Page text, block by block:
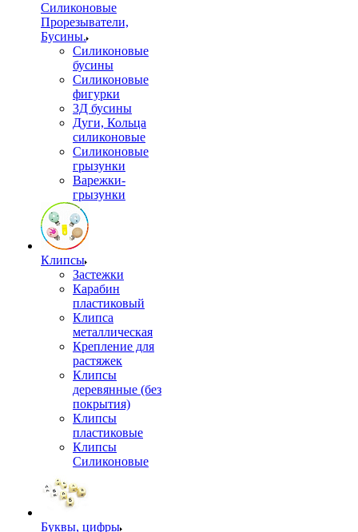
Силиконовые
Прорезыватели,
Бусины.
Силиконовые
бусины
Силиконовые
фигурки
3Д бусины
Дуги, Кольца
силиконовые
Силиконовые
грызунки
Варежки-
грызунки
Клипсы
Застежки
Карабин
пластиковый
Клипса
металлическая
Крепление для
растяжек
Клипсы
деревянные (без
покрытия)
Клипсы
пластиковые
Клипсы
Силиконовые
Буквы, цифры